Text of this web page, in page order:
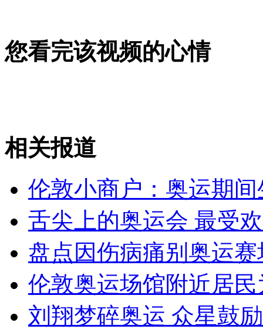
走！跟着总书记去植树
消防员救轻生者 花炮节热闹非凡 减压"枕头大战"
纽约上演“枕头大战”
司机酒驾遇交警 急速倒车逃窜
您看完该视频的心情
相关报道
伦敦小商户：奥运期
舌尖上的奥运会 最受
盘点因伤病痛别奥运
伦敦奥运场馆附近居
刘翔梦碎奥运 众星鼓